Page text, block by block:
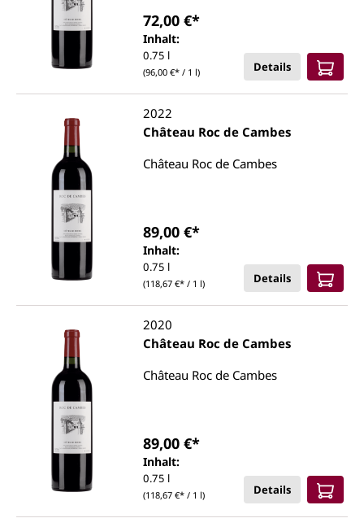
Inhalt:
0.75 l
(96,00 €* / 1 l)
72,00 €*
Details
2022
Château Roc de Cambes
Château Roc de Cambes
Inhalt:
0.75 l
(118,67 €* / 1 l)
89,00 €*
Details
2020
Château Roc de Cambes
Château Roc de Cambes
Inhalt:
0.75 l
(118,67 €* / 1 l)
89,00 €*
Details